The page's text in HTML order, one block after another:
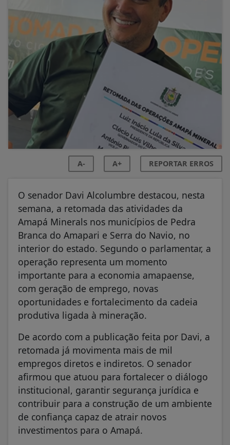
A- A+ REPORTAR ERROS
O senador Davi Alcolumbre destacou, nesta
semana, a retomada das atividades da
Amapá Minerals nos municípios de Pedra
Branca do Amapari e Serra do Navio, no
interior do estado. Segundo o parlamentar, a
operação representa um momento
importante para a economia amapaense,
com geração de emprego, novas
oportunidades e fortalecimento da cadeia
produtiva ligada à mineração.
De acordo com a publicação feita por Davi, a
retomada já movimenta mais de mil
empregos diretos e indiretos. O senador
afirmou que atuou para fortalecer o diálogo
institucional, garantir segurança jurídica e
contribuir para a construção de um ambiente
de confiança capaz de atrair novos
investimentos para o Amapá.